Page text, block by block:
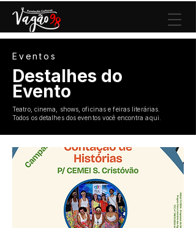
Eventos
Destalhes do
Evento
Teatro, cinema, shows, oficinas e feiras literárias.
Todos os detalhes dos eventos você encontra aqui.